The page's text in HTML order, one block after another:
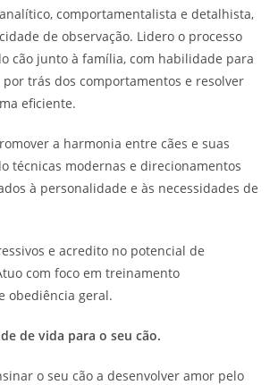
comportamentalista e detalhista,
de observação. Lidero o processo
cão junto à família, com habilidade para
trás dos comportamentos e resolver
eficiente.
a harmonia entre cães e suas
técnicas modernas e direcionamentos
à personalidade e às necessidades de
e acredito no potencial de
com foco em treinamento
obediência geral.
de vida para o seu cão.
o seu cão a desenvolver amor pelo